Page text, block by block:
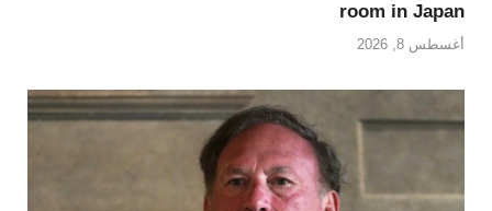
room in Japan
أغسطس 8, 2026